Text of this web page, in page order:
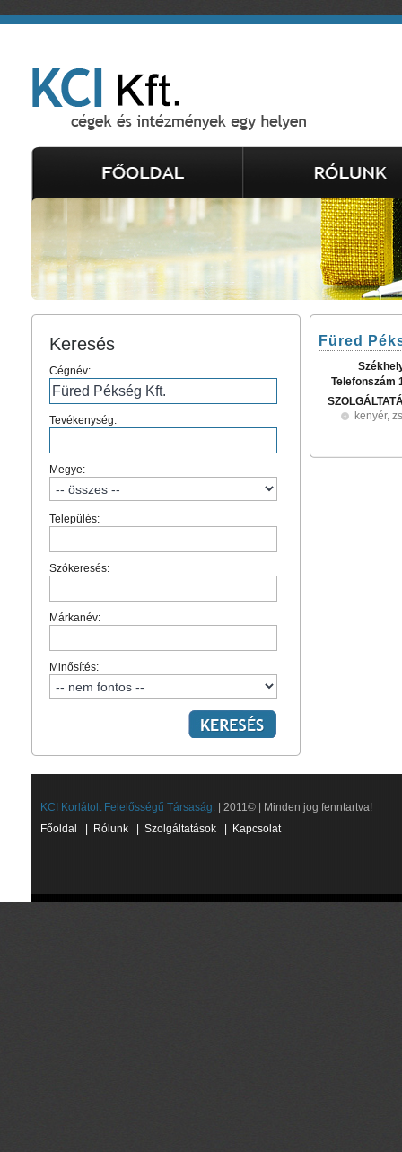
Keresés
Cégnév:
Tevékenység:
Megye:
Település:
Szókeresés:
Márkanév:
Minősítés:
Füred
Telefonszám
kenyér,
KCI Korlátolt Felelősségű Társaság. | 2011© | Minden jog fenntartva!
Főoldal
Rólunk Szolgáltatások Kapcsolat